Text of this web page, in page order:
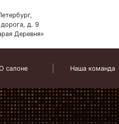
д. 9
Деревня»
салоне Наша команда